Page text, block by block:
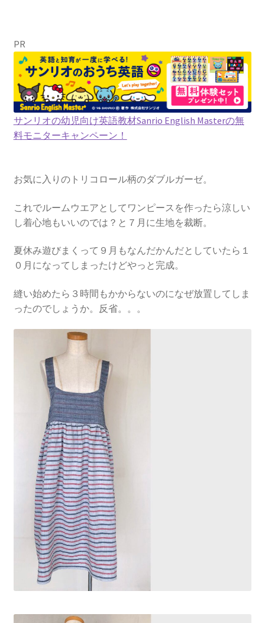
PR
サンリオの幼児向け英語教材Sanrio English Masterの無
料モニターキャンペーン！
お気に入りのトリコロール柄のダブルガーゼ。
これでルームウエアとしてワンピースを作ったら涼しい
し着心地もいいのでは？と７月に生地を裁断。
夏休み遊びまくって９月もなんだかんだとしていたら１
０月になってしまったけどやっと完成。
縫い始めたら３時間もかからないのになぜ放置してしま
ったのでしょうか。反省。。。